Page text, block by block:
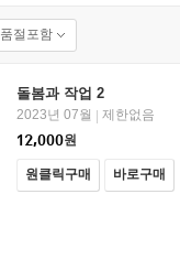
품절포함
돌봄과 작업 2
2023년 07월 | 제한없음
12,000원
원클릭구매 바로구매